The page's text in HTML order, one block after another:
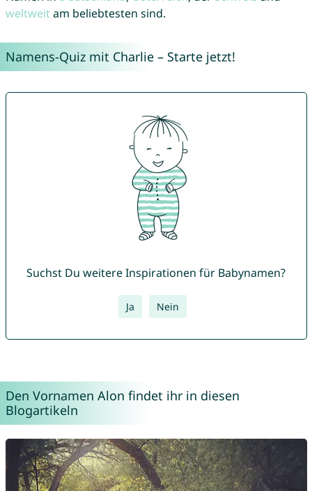
weltweitam beliebtesten sind.
Namens-Quiz mit Charlie – Starte jetzt!
Suchst Du weitere Inspirationen für Babynamen?
Ja Nein
Den Vornamen Alon findet ihr in diesen
Blogartikeln